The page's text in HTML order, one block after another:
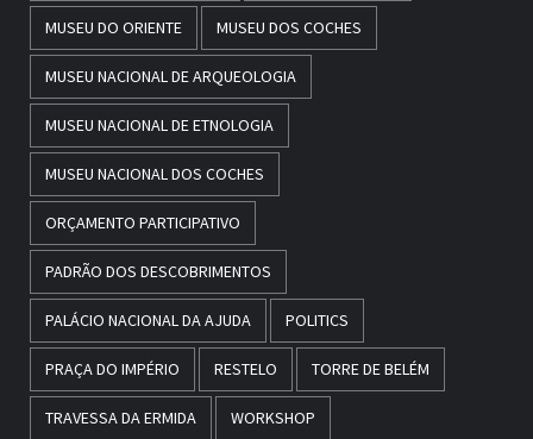
MUSEU DO ORIENTE MUSEU DOS COCHES
MUSEU NACIONAL DE ARQUEOLOGIA
MUSEU NACIONAL DE ETNOLOGIA
MUSEU NACIONAL DOS COCHES
ORÇAMENTO PARTICIPATIVO
PADRÃO DOS DESCOBRIMENTOS
PALÁCIO NACIONAL DA AJUDA POLITICS
PRAÇA DO IMPÉRIO RESTELO TORRE DE BELÉM
TRAVESSA DA ERMIDA WORKSHOP